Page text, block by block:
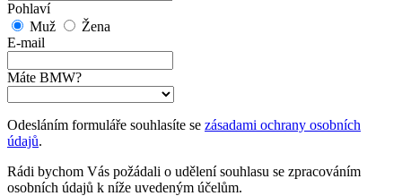
Pohlaví
Muž
Žena
E-mail
Máte BMW?
Odesláním formuláře souhlasíte se zásadami ochrany osobních
údajů.
Rádi bychom Vás požádali o udělení souhlasu se zpracováním
osobních údajů k níže uvedeným účelům.